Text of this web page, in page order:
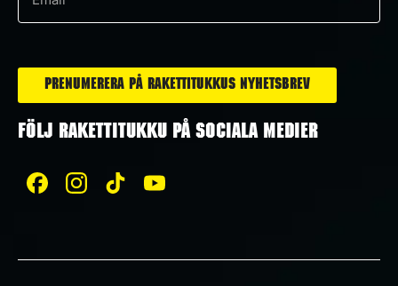
post
Prenumerera på Rakettitukkus nyhetsbrev
FÖLJ RAKETTITUKKU PÅ SOCIALA MEDIER